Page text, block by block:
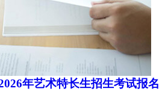
年艺术特长生招生考试报名